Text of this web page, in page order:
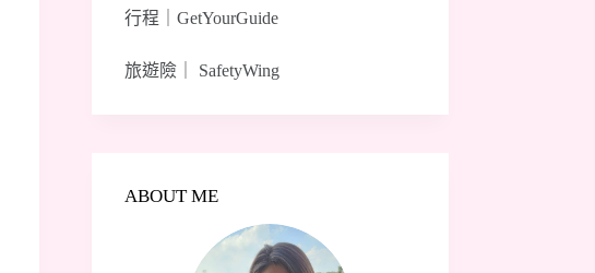
行程｜GetYourGuide
旅遊險｜ SafetyWing
ABOUT ME